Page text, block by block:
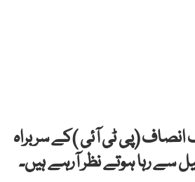
انصاف (پی ٹی آئی )کے سربراہ
سے رہا ہوتے نظر آرہے ہیں۔